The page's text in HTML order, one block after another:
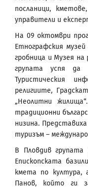
посланици,
управители и
На 09 октомври
Етнографския
гробница и Музея на
групата успя да
Туристическия
религиите,
„Неолитни
традиционни
низина.
туризъм –
В Пловдив
Епископската
кмета по култура,
Панов, който ги